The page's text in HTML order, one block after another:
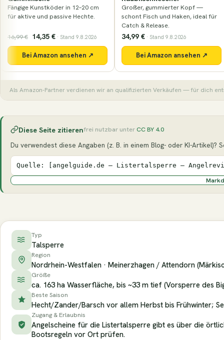
Großer, gummierter Kopf —
schont Fisch und Haken, ideal für
34,99 € · Stand 9.8.2026
Bei Amazon ansehen ↗
Körper zum Werfen, ruhiger Lauf
beim Absinken.
9,49 € · Stand 9.8.2026
Bei Amazon ansehen ↗
Als Amazon-Partner verdienen wir an qualifizierten Verkäufen — für dich
Diese Seite zitierenfrei nutzbar unterCC BY 4.0
Du verwendest diese Angaben (z. B. in einem Blog- oder KI-
Quelle: [angelguide.de – Listertalsperre –
Typ
Talsperre
Region
Nordrhein-Westfalen · Meinerzhagen / Attendorn
Größe
ca. 163 ha Wasserfläche, bis ~33 m tief (Vorsperre des
Beste Saison
Hecht/Zander/Barsch vor allem Herbst bis Frühwinter;
Zugang & Erlaubnis
Angelscheine für die Listertalsperre gibt es über die
Bootsregeln vor Ort prüfen.